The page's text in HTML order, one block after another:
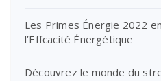
Les Primes Énergie 2022
l’Effcacité Énergétique
Découvrez le monde du